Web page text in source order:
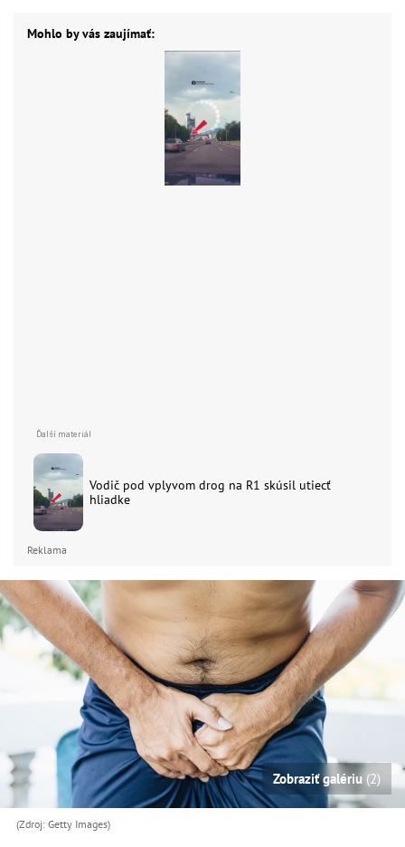
Mohlo by vás zaujímať:
Vodič pod vplyvom drog na R1 skúsil utiecť
hliadke
Reklama
Zobraziť galériu (2)
(Zdroj: Getty Images)